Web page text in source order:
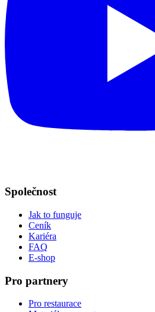
Společnost
Jak to funguje
Ceník
Kariéra
FAQ
E-shop
Pro partnery
Pro restaurace